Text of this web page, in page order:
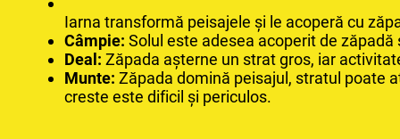
Iarna transformă peisajele și le acoperă cu
Câmpie: Solul este adesea acoperit de
Deal: Zăpada așterne un strat gros, iar
Munte: Zăpada domină peisajul, stratul poate
creste este dificil și periculos.